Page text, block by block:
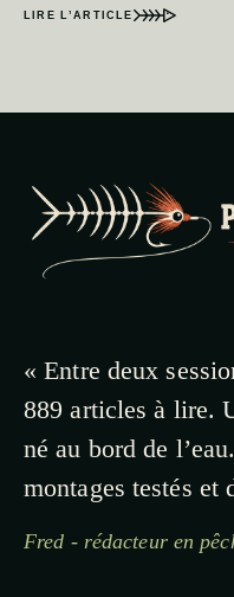
LIRE L’ARTICLE
« Entre deux
889 articles à lire.
né au bord de
montages testés et
Fred - rédacteur en